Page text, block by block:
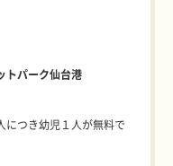
トパーク仙台港
つき幼児１人が無料で